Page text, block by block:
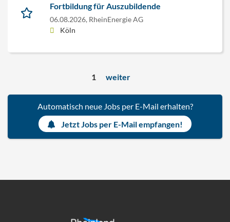
Fortbildung für Auszubildende
06.08.2026, RheinEnergie AG
Köln
1 weiter
Automatisch neue Jobs per E-Mail erhalten?
Jetzt Jobs per E-Mail empfangen!